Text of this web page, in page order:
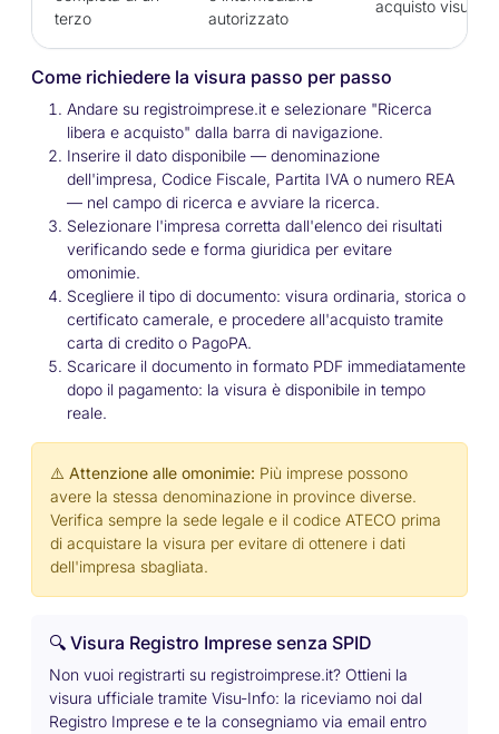
terzo
autorizzato
acquisto visura
Come richiedere la visura passo per passo
Andare su registroimprese.it e selezionare "Ricerca
libera e acquisto" dalla barra di navigazione.
Inserire il dato disponibile — denominazione
dell'impresa, Codice Fiscale, Partita IVA o numero REA
— nel campo di ricerca e avviare la ricerca.
Selezionare l'impresa corretta dall'elenco dei risultati
verificando sede e forma giuridica per evitare
omonimie.
Scegliere il tipo di documento: visura ordinaria, storica o
certificato camerale, e procedere all'acquisto tramite
carta di credito o PagoPA.
Scaricare il documento in formato PDF immediatamente
dopo il pagamento: la visura è disponibile in tempo
reale.
⚠️ Attenzione alle omonimie: Più imprese possono
avere la stessa denominazione in province diverse.
Verifica sempre la sede legale e il codice ATECO prima
di acquistare la visura per evitare di ottenere i dati
dell'impresa sbagliata.
🔍 Visura Registro Imprese senza SPID
Non vuoi registrarti su registroimprese.it? Ottieni la
visura ufficiale tramite Visu-Info: la riceviamo noi dal
Registro Imprese e te la consegniamo via email entro